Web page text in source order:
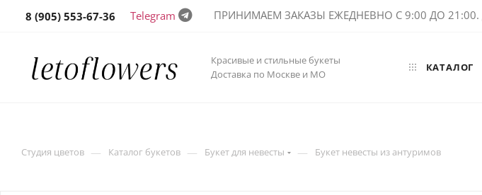
8 (905) 553-67-36 Telegram ПРИНИМАЕМ ЗАКАЗЫ ЕЖЕДНЕВНО С 9:00 ДО 21:00.
Красивые и стильные букеты
Доставка по Москве и МО
КАТАЛОГ
Студия цветов — Каталог букетов — Букет для невесты — Букет невесты из антуримов